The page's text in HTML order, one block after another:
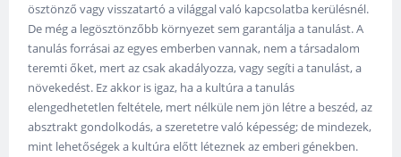
ösztönző vagy visszatartó a világgal való kapcsolatba kerülésnél.
De még a legösztönzőbb környezet sem garantálja a tanulást. A
tanulás forrásai az egyes emberben vannak, nem a társadalom
teremti őket, mert az csak akadályozza, vagy segíti a tanulást, a
növekedést. Ez akkor is igaz, ha a kultúra a tanulás
elengedhetetlen feltétele, mert nélküle nem jön létre a beszéd, az
absztrakt gondolkodás, a szeretetre való képesség; de mindezek,
mint lehetőségek a kultúra előtt léteznek az emberi génekben.